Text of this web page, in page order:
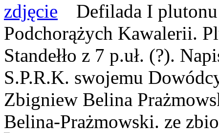
Defilada I
Podchorążych Kawalerii.
Standełło z 7 p.uł. (?).
S.P.R.K. swojemu
Zbigniew Belina
Belina-Prażmowski. ze